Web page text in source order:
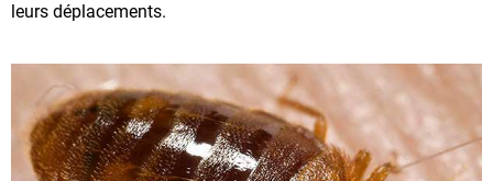
leurs déplacements.